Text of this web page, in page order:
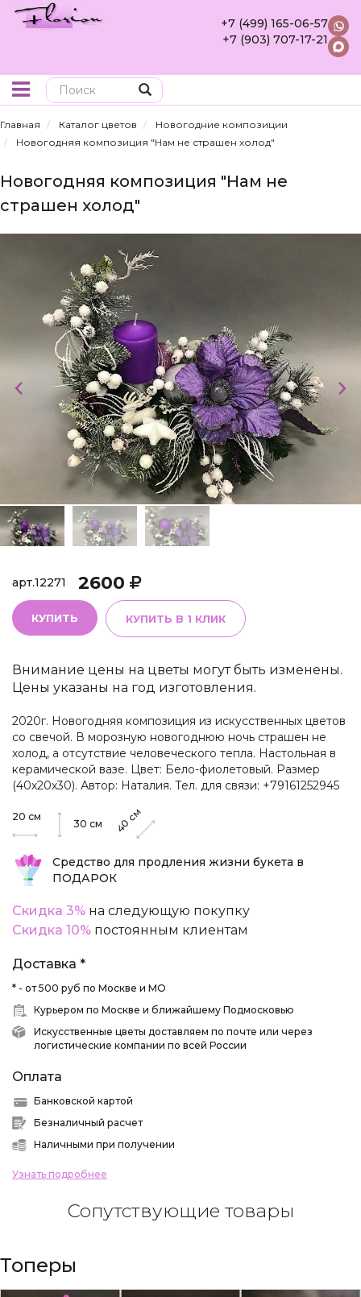
+7 (499) 165-06-57
+7 (903) 707-17-21
Главная Каталог цветов
Новогодние композиции
Новогодняя композиция "Нам не страшен холод"
Новогодняя композиция "Нам не
страшен холод"
арт.12271 2600
КУПИТЬ КУПИТЬ В 1 КЛИК
Внимание цены на цветы могут быть изменены.
Цены указаны на год изготовления.
2020г. Новогодняя композиция из искусственных цветов
со свечой. В морозную новогоднюю ночь страшен не
холод, а отсутствие человеческого тепла. Настольная в
керамической вазе. Цвет: Бело-фиолетовый. Размер
(40х20х30). Автор: Наталия. Тел. для связи: +79161252945
20 см
30 см 40
см
Средство для продления жизни букета в
ПОДАРОК
Скидка 3% на следующую покупку
Скидка 10% постоянным клиентам
Доставка *
* - от 500 руб по Москве и МО
Курьером по Москве и ближайшему Подмосковью
Искусственные цветы доставляем по почте или через
логистические компании по всей России
Оплата
Банковской картой
Безналичный расчет
Наличными при получении
Узнать подробнее
Сопутствующие товары
Топеры